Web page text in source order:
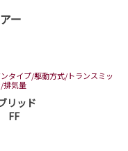
ー
タイプ/駆動方式/トランスミッ
/排気量
リッド
FF